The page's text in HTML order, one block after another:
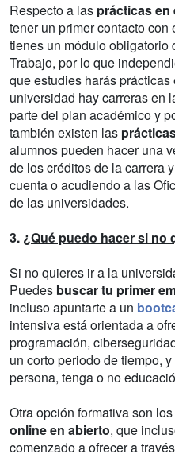
Respecto a las prácticas en
tener un primer contacto
tienes un módulo obligatorio
Trabajo, por lo que
que estudies harás
universidad hay carreras en
parte del plan académico y
también existen las
alumnos pueden hacer una
de los créditos de la carrera
cuenta o acudiendo a las
de las universidades.
3. ¿Qué puedo hacer si no
Si no quieres ir a la
Puedes buscar tu primer
incluso apuntarte a un
intensiva está orientada a
programación,
un corto periodo de tiempo,
persona, tenga o no
Otra opción formativa son los
online en abierto, que
comenzado a ofrecer a